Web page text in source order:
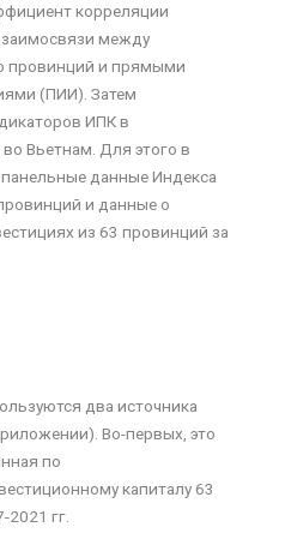
корреляции
между
провинций и прямыми
(ПИИ). Затем
ИПК в
Вьетнам. Для этого в
данные Индекса
и данные о
из 63 провинций за
два источника
Во-первых, это
по
капиталу 63
гг.